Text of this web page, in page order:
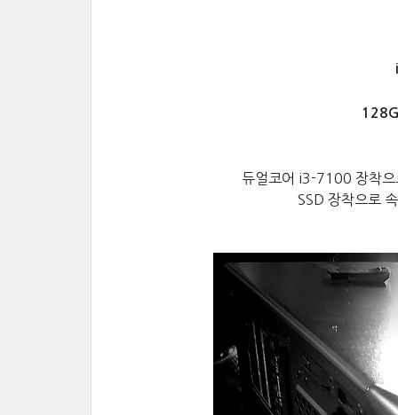
듀얼코어 i3-7100 장착
SSD 장착으로